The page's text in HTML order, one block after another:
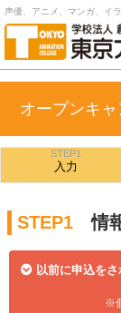
声優、アニメ、マンガ、イ
オープンキ
STEP1
入力
STEP1 情
以前に申込を
※